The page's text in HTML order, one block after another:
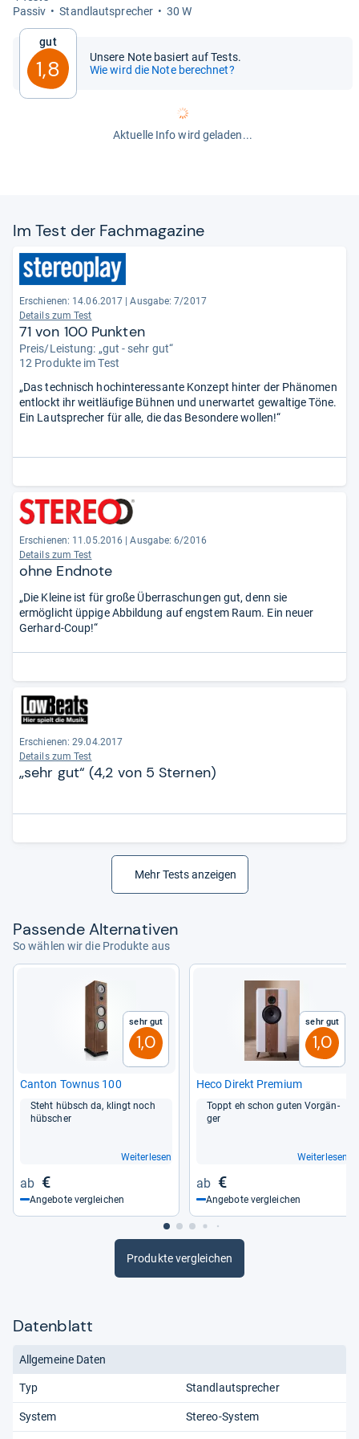
Pas­siv
Stand­laut­spre­cher 30 W
Gut
1,8
Unsere Note basiert auf Tests.
Wie wird die Note berechnet?
Aktuelle Info wird geladen...
Im Test der Fach­ma­ga­zine
Erschienen: 14.06.2017
Ausgabe: 7/2017
Details zum Test
71 von 100 Punkten
Preis/Leistung: „gut - sehr gut“
12 Produkte im Test
„Das technisch hochinteressante Konzept hinter der Phänomen
entlockt ihr weitläufige Bühnen und unerwartet gewaltige Töne.
Ein Lautsprecher für alle, die das Besondere wollen!“
Erschienen: 11.05.2016
Ausgabe: 6/2016
Details zum Test
ohne Endnote
„Die Kleine ist für große Überraschungen gut, denn sie
ermöglicht üppige Abbildung auf engstem Raum. Ein neuer
Gerhard-Coup!“
Erschienen: 29.04.2017
Details zum Test
„sehr gut“ (4,2 von 5 Sternen)
Mehr Tests anzeigen
Pas­sende Alter­na­ti­ven
So wählen wir die Produkte aus
Sehr gut
1,0
Can­ton Tow­nus 100
Steht hübsch da, klingt noch
hüb­scher
Weiterlesen
€
Angebote vergleichen
Sehr gut
1,0
Heco Direkt Pre­mium
Toppt eh schon guten Vor­gän­
ger
Weiterlesen
€
Angebote vergleichen
Produkte vergleichen
Datenblatt
Allgemeine Daten
Typ Standlautsprecher
System Stereo-System